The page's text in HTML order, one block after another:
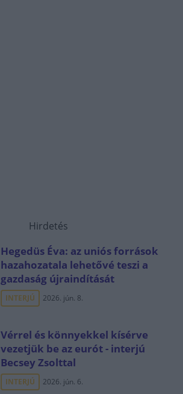
Hirdetés
Hegedüs Éva: az uniós források
hazahozatala lehetővé teszi a
gazdaság újraindítását
INTERJÚ 2026. jún. 8.
Vérrel és könnyekkel kísérve
vezetjük be az eurót - interjú
Becsey Zsolttal
INTERJÚ 2026. jún. 6.